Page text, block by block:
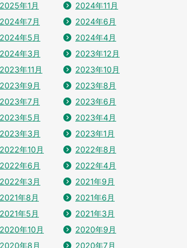
2025年1月
2024年11月
2024年7月
2024年6月
2024年5月
2024年4月
2024年3月
2023年12月
2023年11月
2023年10月
2023年9月
2023年8月
2023年7月
2023年6月
2023年5月
2023年4月
2023年3月
2023年1月
2022年10月
2022年8月
2022年6月
2022年4月
2022年3月
2021年9月
2021年8月
2021年6月
2021年5月
2021年3月
2020年10月
2020年9月
2020年8月
2020年7月